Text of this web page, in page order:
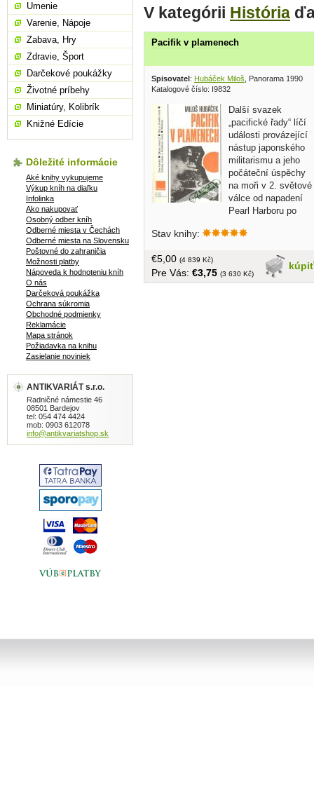
V kategórii História
Pacifik v plamenech
Spisovatel: Hubáček Miloš , Panorama 1990
Katalogové číslo: I9832
Další svazek
„pacifické řady“ líčí
události provázející
nástup japonského
militarismu a jeho
počáteční úspěchy
na moři v 2. světové
válce od napadení
Pearl Harboru po
brožovaná, v češtine, 504 strán, 32
Stav knihy:
kúpiť
€5,00 (4 839 Kč)
Pre Vás: €3,75 (3 630 Kč)
Umenie
Varenie, Nápoje
Zabava, Hry
Zdravie, Šport
Darčekové poukážky
Životné príbehy
Miniatúry, Kolibrík
Knižné Edície
Dôležité informácie
Aké knihy vykupujeme
Výkup kníh na diaľku
Infolinka
Ako nakupovať
Osobný odber kníh
Odberné miesta v Čechách
Odberné miesta na Slovensku
Poštovné do zahraničia
Možnosti platby
Nápoveda k hodnoteniu kníh
O nás
Darčeková poukážka
Ochrana súkromia
Obchodné podmienky
Reklamácie
Mapa stránok
Požiadavka na knihu
Zasielanie noviniek
ANTIKVARIÁT s.r.o.
Radničné námestie 46
08501 Bardejov
tel: 054 474 4424
mob: 0903 612078
info@antikvariatshop.sk